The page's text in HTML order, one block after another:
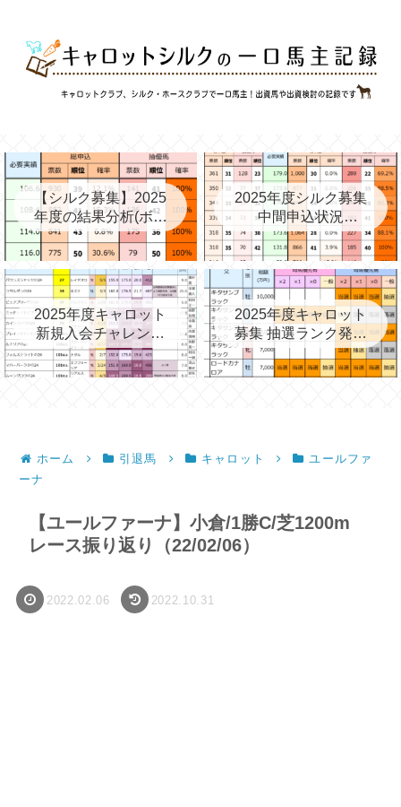
【シルク募集】2025
年度の結果分析(ボー
ダー、確率、昨年度
との比較など)
2025年度シルク募集
中間申込状況
②(08/06)と昨年の中
間③→最終
2025年度キャロット
新規入会チャレンジ
と第2次募集を考える
2025年度キャロット
募集 抽選ランク発表
(09/11)
ホーム 引退馬 キャロット
ユールファ
ーナ
【ユールファーナ】小倉/1勝C/芝1200m
レース振り返り（22/02/06）
2022.02.06 2022.10.31